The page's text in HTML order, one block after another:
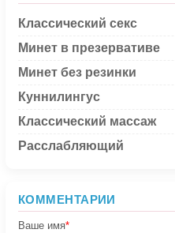
Классический секс
Минет в презервативе
Минет без резинки
Куннилингус
Классический массаж
Расслабляющий
КОММЕНТАРИИ
Ваше имя*